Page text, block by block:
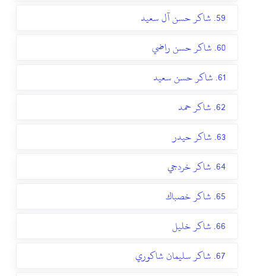
59. شاكر حسن آل سعيد
60. شاكر حسن راضي
61. شاكر حسن سعيد
62. شاكر حمد
63. شاكر حيدر
64. شاكر خردجي
65. شاكر خصباك
66. شاكر خليل
67. شاكر سليمان شاكوري